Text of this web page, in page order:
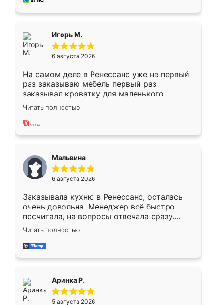
Игорь М.
6 августа 2026
На самом деле в Ренессанс уже не первый
раз заказываю мебель первый раз
заказывал кроватку для маленького
ребёнка при его рождении ,во второй раз
заказал шкаф-купе. По качеству очень
хорошее сборка достаточно быстрая,
меньше, здесь же он более разнообразный.
Мне нравится ,если что-то потребуется из
мебели буду заказывать только здесь.
Читать полностью
Мальвина
6 августа 2026
Заказывала кухню в Ренессанс, осталась
очень довольна. Менеджер всё быстро
посчитала, на вопросы отвечала сразу.
Замерщик приехал в субботу, подошёл к
делу со всей ответственностью. Собрали
за день, ребята работали аккуратно, даже
Читать полностью
Аринка Р.
5 августа 2026